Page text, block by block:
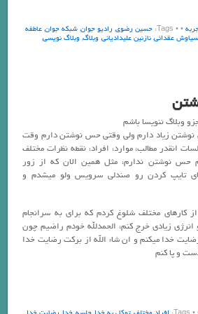
•
• Tags: حسین رضوی,رادیو جوان,شبکه جوان,عاطفه
عقدائی,نازنین علیدادیانی,وبلاگ,وبلاگ نویسی,
وبلاگ ننویسا باشم
نوشتن زیاد دارم ولی وقتی حس نوشتن دارم وقت
انقدر مطالب، موارد، افراد، نقطه نظرات مختلف
حس نوشتن ندارم، مثل همین الان که از زور
تایپ کردن رو صندلی سرویس ولو میشدم و
کارهای مختلف شلوغ کردم که برای به سرانجام
زیادی خرج کنم، الحمدلله خودم راضیم چون
خدا میکنم و ان شاء الله از برکت رضایت خدا
و پا کنم